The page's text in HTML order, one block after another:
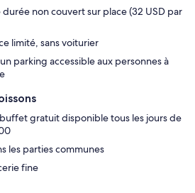
non couvert sur place (32 USD par
limité, sans voiturier
parking accessible aux personnes à
gratuit disponible tous les jours de
les parties communes
fine